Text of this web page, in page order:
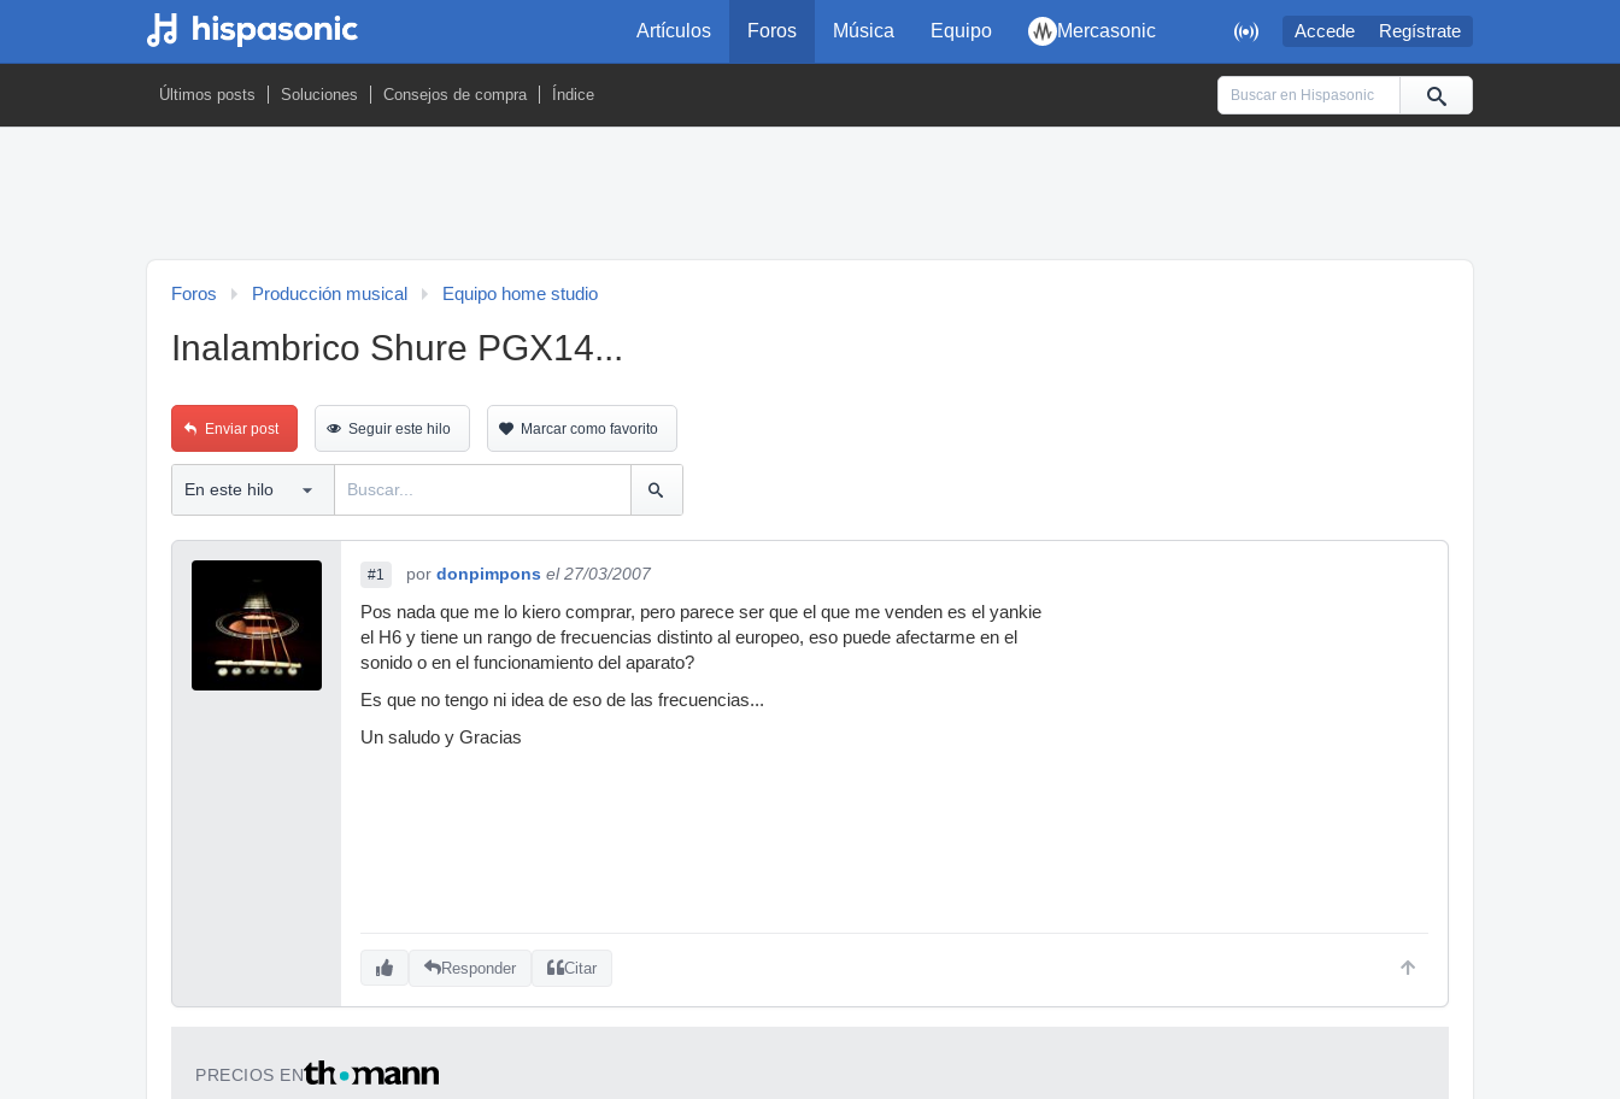
 Accede Regístrate
Artículos Foros Música Equipo Mercasonic
Últimos posts Soluciones Consejos de compra Índice
Foros Producción musical Equipo home studio
Inalambrico Shure PGX14...
Enviar post Seguir este hilo Marcar como favorito
#1 por donpimpons el 27/03/2007
Pos nada que me lo kiero comprar, pero parece ser que el que me venden es el yankie
el H6 y tiene un rango de frecuencias distinto al europeo, eso puede afectarme en el
sonido o en el funcionamiento del aparato?
Es que no tengo ni idea de eso de las frecuencias...
Un saludo y Gracias
Responder Citar
PRECIOS EN